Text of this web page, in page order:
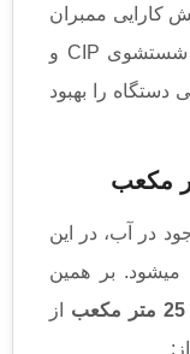
کارایی ممبران
ها برد. در این شرایط با فعال سازی شستشوی CIP و
دستگاه را بهبود
در آب، در این
میشود. بر همین
از